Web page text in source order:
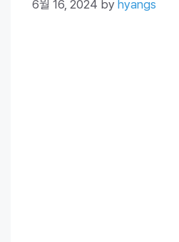
6월 16, 2024 by hyangs